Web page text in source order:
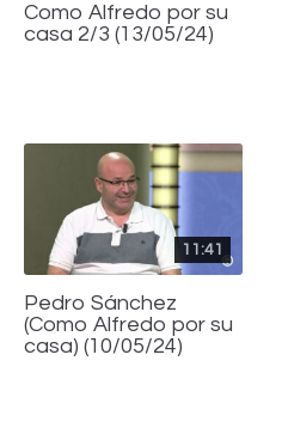
Como Alfredo por su
casa 2/3 (13/05/24)
11:41
Pedro Sánchez
(Como Alfredo por su
casa) (10/05/24)